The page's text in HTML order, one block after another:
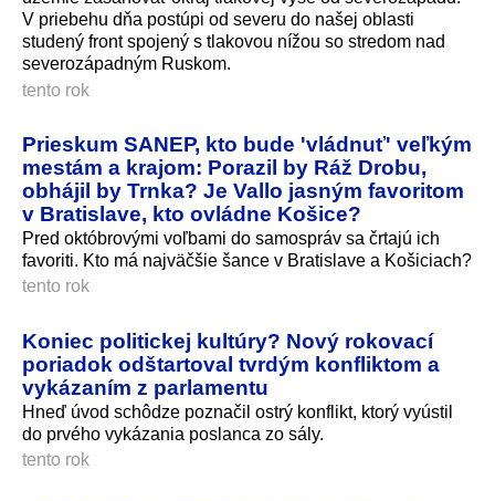
V priebehu dňa postúpi od severu do našej oblasti
studený front spojený s tlakovou nížou so stredom nad
severozápadným Ruskom.
tento rok
Prieskum SANEP, kto bude 'vládnuť' veľkým
mestám a krajom: Porazil by Ráž Drobu,
obhájil by Trnka? Je Vallo jasným favoritom
v Bratislave, kto ovládne Košice?
Pred októbrovými voľbami do samospráv sa črtajú ich
favoriti. Kto má najväčšie šance v Bratislave a Košiciach?
tento rok
Koniec politickej kultúry? Nový rokovací
poriadok odštartoval tvrdým konfliktom a
vykázaním z parlamentu
Hneď úvod schôdze poznačil ostrý konflikt, ktorý vyústil
do prvého vykázania poslanca zo sály.
tento rok